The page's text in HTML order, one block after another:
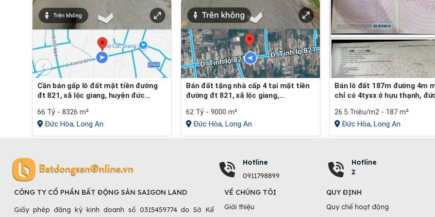
Cần bán gấp lô đất mặt tiền đường
đt 821, xã lộc giang, huyện đức...
66 Tỷ - 8326 m²
Đức Hòa, Long An
Bán đất tặng nhà cấp 4 tại mặt tiền
đường đt 821, xã lộc giang,...
62 Tỷ - 9000 m²
Đức Hòa, Long An
Bán lô đất 187m đường 4m mà giá
chỉ có 4tyxx ở hựu thạnh,
26.5 Triệu/m2 - 187 m²
Đức Hòa, Long An
Hotline
0911798899
Hotline
2
CÔNG TY CỔ PHẦN BẤT ĐỘNG SẢN SAIGON LAND
Giấy phép đăng ký kinh doanh số 0315459774 do Sở Kế
VỀ CHÚNG TÔI
Giới thiệu
QUY ĐỊNH
Quy chế hoạt động